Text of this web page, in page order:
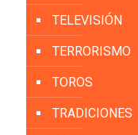
TELEVISIÓN
TERRORISMO
TOROS
TRADICIONES